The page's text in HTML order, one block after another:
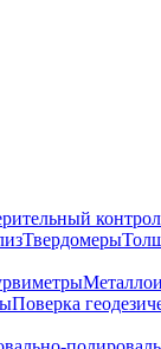
Твердомеры
Поверка